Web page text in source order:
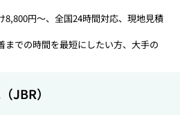
8,800円〜、全国24時間対応、現地見積
までの時間を最短にしたい方、大手の
JBR）